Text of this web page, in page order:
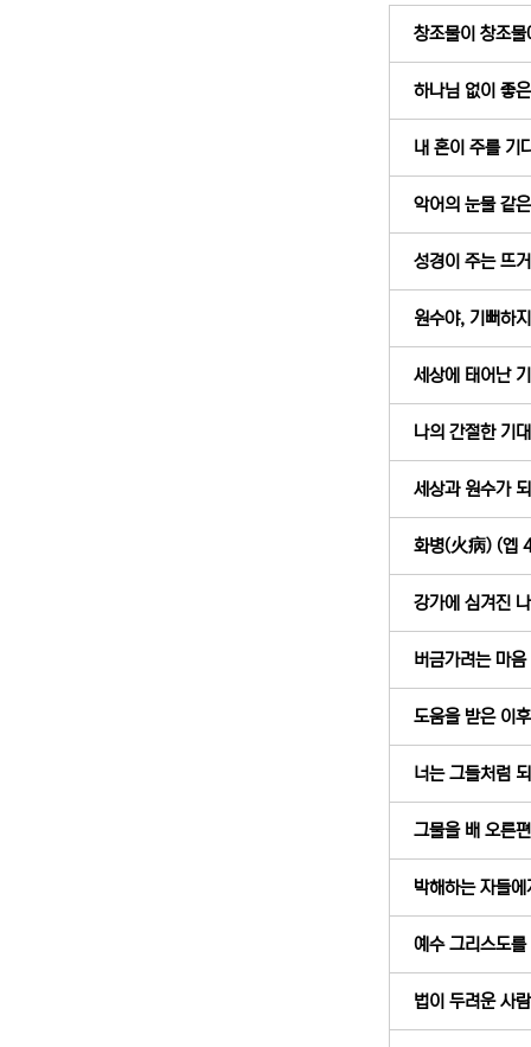
창조물이 창조
하나님 없이 좋
내 혼이 주를 기
악어의 눈물 같
성경이 주는 뜨
원수야, 기뻐하
세상에 태어난
나의 간절한 기
세상과 원수가
화병(火病) (엡
강가에 심겨진
버금가려는 마
도움을 받은 이
너는 그들처럼
그물을 배 오른
박해하는 자들
예수 그리스도
법이 두려운 사